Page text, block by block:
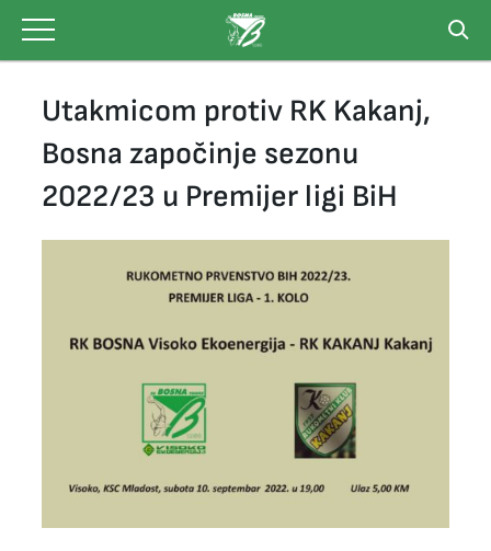
content
Utakmicom protiv RK Kakanj,
Bosna započinje sezonu
2022/23 u Premijer ligi BiH